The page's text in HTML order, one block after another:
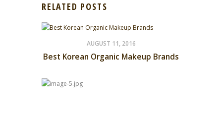
RELATED POSTS
AUGUST 11, 2016
Best Korean Organic Makeup Brands